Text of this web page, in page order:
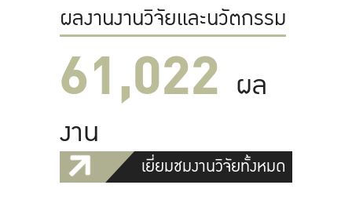
ผลงานงานวิจัยและนวัตกรรม
61,022 ผล
งาน
เยี่ยมชมงานวิจัยทั้งหมด